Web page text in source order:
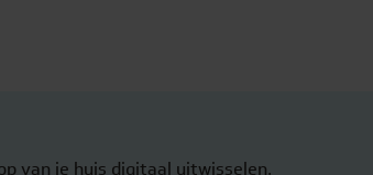
van je huis digitaal uitwisselen.